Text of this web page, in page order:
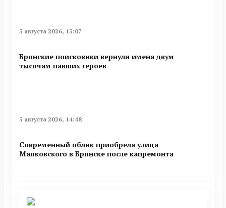
5 августа 2026, 15:07
Брянские поисковики вернули имена двум
тысячам павших героев
5 августа 2026, 14:48
Современный облик приобрела улица
Маяковского в Брянске после капремонта